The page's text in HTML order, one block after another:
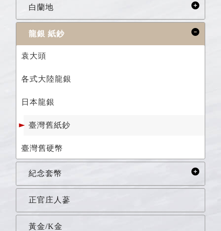
白蘭地
龍銀 紙鈔
袁大頭
各式大陸龍銀
日本龍銀
臺灣舊紙鈔
臺灣舊硬幣
紀念套幣
正官庄人蔘
黃金/K金